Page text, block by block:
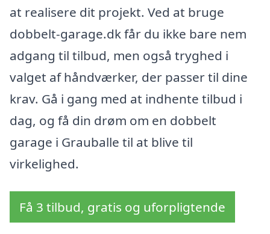
at realisere dit projekt. Ved at bruge
dobbelt-garage.dk får du ikke bare nem
adgang til tilbud, men også tryghed i
valget af håndværker, der passer til dine
krav. Gå i gang med at indhente tilbud i
dag, og få din drøm om en dobbelt
garage i Grauballe til at blive til
virkelighed.
Få 3 tilbud, gratis og uforpligtende